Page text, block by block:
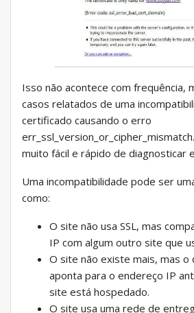
Isso não acontece com frequência,
casos relatados de uma
certificado causando o erro
muito fácil e rápido de diagnosticar
Uma incompatibilidade pode ser
como:
O site não usa SSL, mas
IP com algum outro site que
O site não existe mais, mas o
aponta para o endereço IP
site está hospedado.
O site usa uma rede de